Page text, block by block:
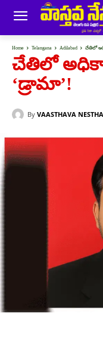
Home Telangana Adilabad చేతిలో
చేతిలో
‘డ్రామా’!️
By VAASTHAVA